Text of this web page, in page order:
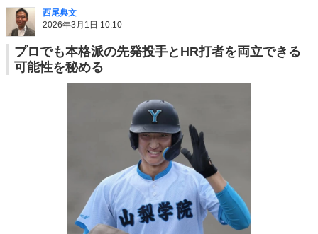
西尾典文
2026年3月1日 10:10
プロでも本格派の先発投手とHR打者を両立できる
可能性を秘める